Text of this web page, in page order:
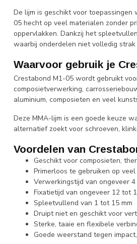
De lijm is geschikt voor
05 hecht op veel materialen zonder
oppervlakken. Dankzij het
waarbij onderdelen niet volledig
Waarvoor gebruik je
Crestabond M1-05 wordt gebruikt
composietverwerking,
aluminium, composieten en veel
Deze MMA-lijm is een goede keuze
alternatief zoekt voor schroeven,
Voordelen van
Geschikt voor composieten,
Primerloos te gebruiken op
Verwerkingstijd van ongeveer
Fixatietijd van ongeveer 12 tot
Spleetvullend van 1 tot 15 mm
Druipt niet en geschikt voor
Sterke, taaie en flexibele
Goede weerstand tegen